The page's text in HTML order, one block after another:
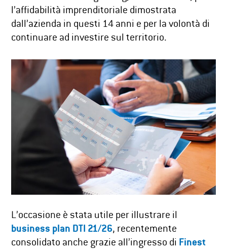
l’affidabilità imprenditoriale dimostrata
dall’azienda in questi 14 anni e per la volontà di
continuare ad investire sul territorio.
L’occasione è stata utile per illustrare il
business plan DTI 21/26, recentemente
consolidato anche grazie all’ingresso di Finest